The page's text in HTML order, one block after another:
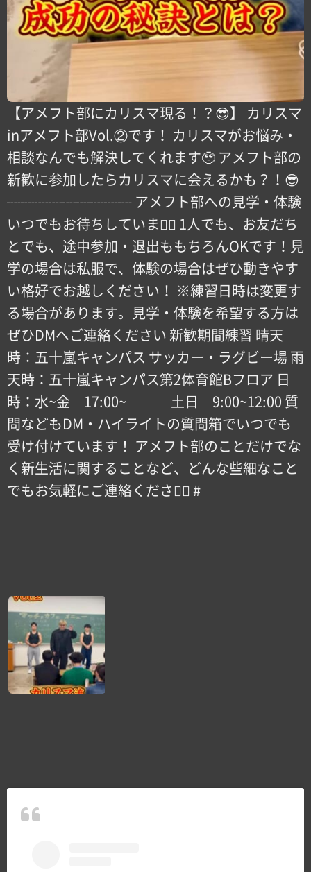
【アメフト部にカリスマ現る！？😎】 カリスマ
inアメフト部Vol.②です！ カリスマがお悩み・
相談なんでも解決してくれます🥹 アメフト部の
新歓に参加したらカリスマに会えるかも？！😎
┈┈┈┈┈┈┈┈┈ アメフト部への見学・体験
いつでもお待ちしています🏻 1人でも、お友だち
とでも、途中参加・退出ももちろんOKです！見
学の場合は私服で、体験の場合はぜひ動きやす
い格好でお越しください！ ※練習日時は変更す
る場合があります。見学・体験を希望する方は
ぜひDMへご連絡ください 新歓期間練習 晴天
時：五十嵐キャンパス サッカー・ラグビー場 雨
天時：五十嵐キャンパス第2体育館Bフロア 日
時：水~金 17:00~ 土日 9:00~12:00 質
問などもDM・ハイライトの質問箱でいつでも
受け付けています！ アメフト部のことだけでな
く新生活に関することなど、どんな些細なこと
でもお気軽にご連絡ください🏻 #